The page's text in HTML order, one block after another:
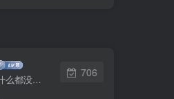
这家伙很懒，什么都没有写...
706